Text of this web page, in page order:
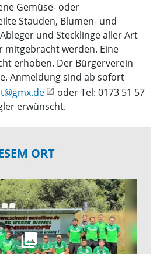
Gemüse- oder
Stauden, Blumen- und
und Stecklinge aller Art
mitgebracht werden. Eine
erhoben. Der Bürgerverein
Anmeldung sind ab sofort
oder Tel: 0173 51 57
erwünscht.
ORT